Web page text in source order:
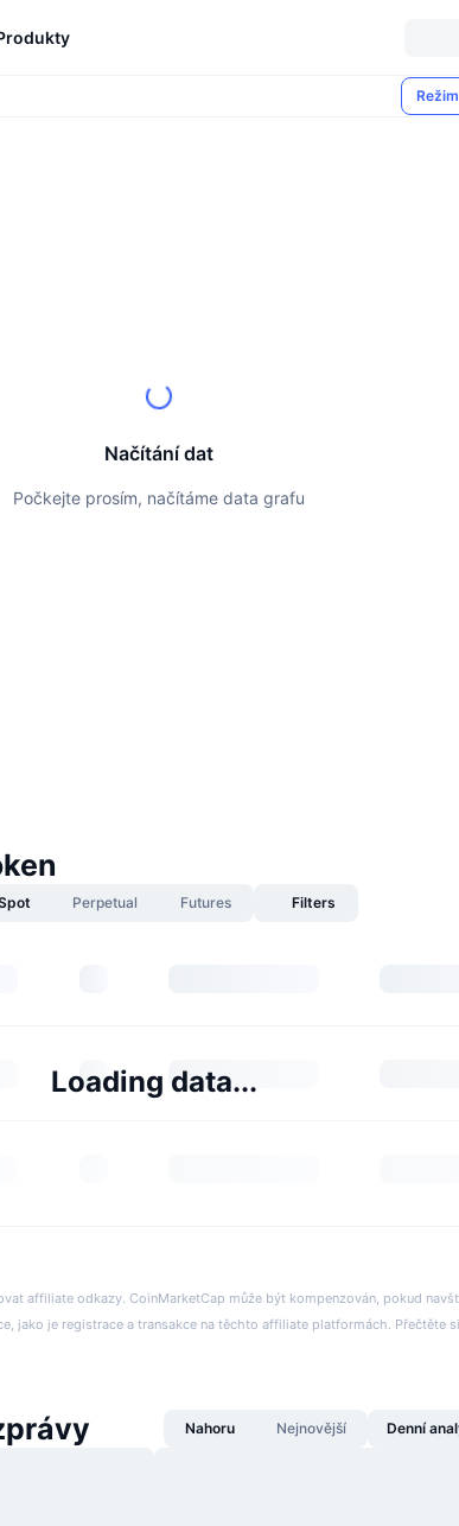
Načítání dat
Počkejte prosím, načítáme data grafu
Perpetual Futures Filters
Loading data...
affiliate odkazy. CoinMarketCap může být kompenzován, pokud
jako je registrace a transakce na těchto affiliate platformách. Přečtěte
Nahoru Nejnovější Denní